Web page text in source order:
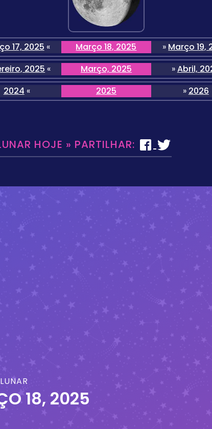
17, 2025 « Março 18, 2025 » Março 19,
2025 « Março, 2025 »Abril,
2024 « 2025 » 2026
HOJE » PARTILHAR:
18, 2025